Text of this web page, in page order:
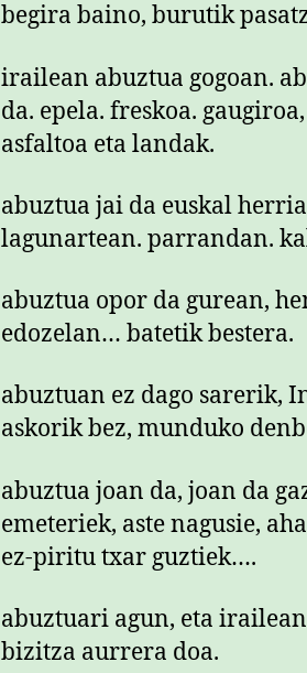
begira baino, burutik
irailean abuztua gogoan.
da. epela. freskoa.
asfaltoa eta landak.
abuztua jai da euskal
lagunartean. parrandan.
abuztua opor da gurean,
edozelan… batetik bestera.
abuztuan ez dago sarerik,
askorik bez, munduko
abuztua joan da, joan da
emeteriek, aste nagusie,
ez-piritu txar guztiek….
abuztuari agun, eta
bizitza aurrera doa.